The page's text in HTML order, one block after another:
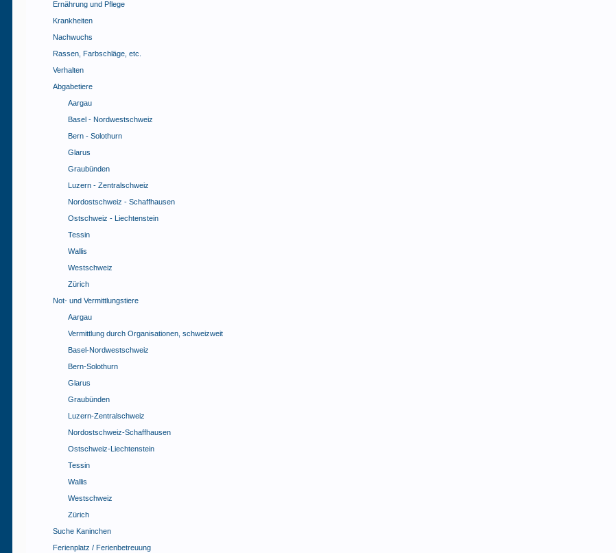
Ernährung und Pflege
Krankheiten
Nachwuchs
Rassen, Farbschläge, etc.
Verhalten
Abgabetiere
Aargau
Basel - Nordwestschweiz
Bern - Solothurn
Glarus
Graubünden
Luzern - Zentralschweiz
Nordostschweiz - Schaffhausen
Ostschweiz - Liechtenstein
Tessin
Wallis
Westschweiz
Zürich
Not- und Vermittlungstiere
Aargau
Vermittlung durch Organisationen, schweizweit
Basel-Nordwestschweiz
Bern-Solothurn
Glarus
Graubünden
Luzern-Zentralschweiz
Nordostschweiz-Schaffhausen
Ostschweiz-Liechtenstein
Tessin
Wallis
Westschweiz
Zürich
Suche Kaninchen
Ferienplatz / Ferienbetreuung